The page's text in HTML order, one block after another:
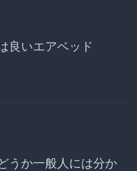
良いエアベッド
うか一般人には分か